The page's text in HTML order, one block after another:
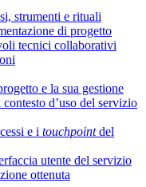
strumenti e rituali
di progetto
tecnici collaborativi
e la sua gestione
d’uso del servizio
e i touchpointdel
utente del servizio
ottenuta